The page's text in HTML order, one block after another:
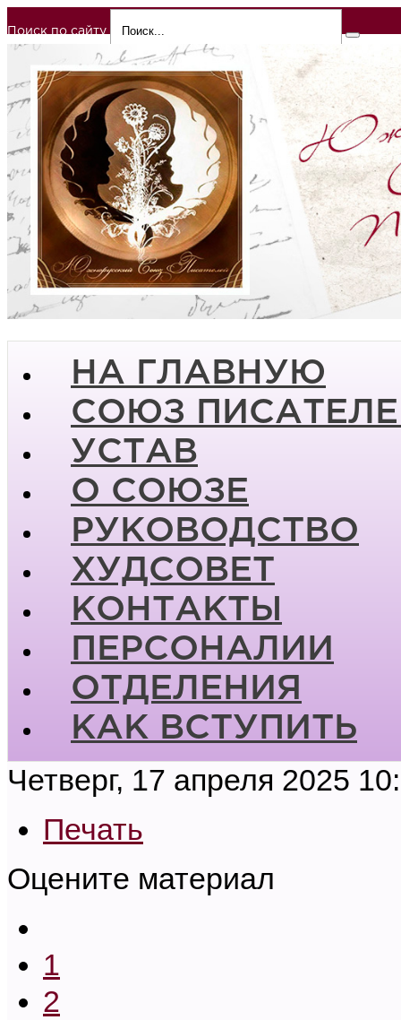
Поиск по сайту
НА ГЛАВНУЮ
СОЮЗ
УСТАВ
О СОЮЗЕ
РУКОВОДСТВО
ХУДСОВЕТ
КОНТАКТЫ
ПЕРСОНАЛИИ
ОТДЕЛЕНИЯ
КАК ВСТУПИТЬ
Четверг, 17 апреля 2025
Печать
Оцените материал
1
2